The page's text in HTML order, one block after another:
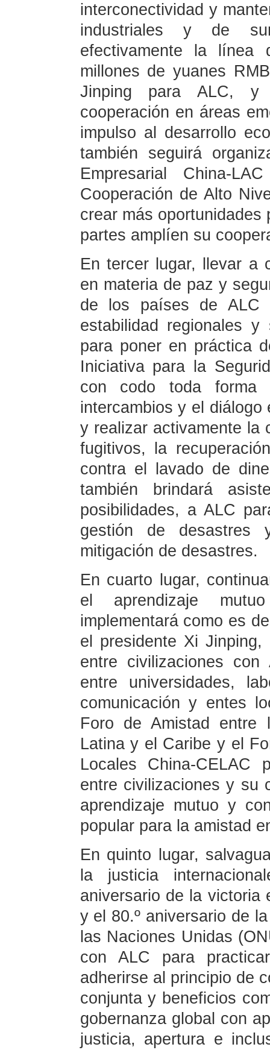
interconectividad y
industriales y de
efectivamente la
millones de yuanes
Jinping para ALC, y
cooperación en áreas
impulso al desarrollo
también seguirá
Empresarial China-
Cooperación de Alto
crear más oportunidades
partes amplíen su
En tercer lugar, llevar a
en materia de paz y
de los países de ALC
estabilidad regionales
para poner en práctica
Iniciativa para la
con codo toda forma
intercambios y el
y realizar activamente la
fugitivos, la
contra el lavado de
también brindará
posibilidades, a ALC
gestión de
mitigación de desastres.
En cuarto lugar,
el aprendizaje
implementará como es
el presidente Xi Jinping,
entre civilizaciones con
entre universidades,
comunicación y entes
Foro de Amistad entre
Latina y el Caribe y el
Locales China-CELAC
entre civilizaciones y su
aprendizaje mutuo y
popular para la amistad
En quinto lugar,
la justicia
aniversario de la victoria
y el 80.º aniversario de
las Naciones Unidas
con ALC para
adherirse al principio de
conjunta y beneficios
gobernanza global con
justicia, apertura e